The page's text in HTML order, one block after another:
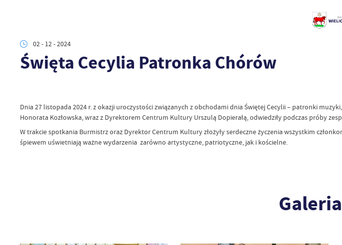
02 - 12 - 2024
Święta Cecylia Patronka Chórów
Dnia 27 listopada 2024 r. z okazji uroczystości związanych z obchodami dnia Świętej Cecylii – patronki
Honorata Kozłowska, wraz z Dyrektorem Centrum Kultury Urszulą Dopierałą, odwiedziły podczas próby
W trakcie spotkania Burmistrz oraz Dyrektor Centrum Kultury złożyły serdeczne życzenia wszystkim
śpiewem uświetniają ważne wydarzenia zarówno artystyczne, patriotyczne, jak i kościelne.